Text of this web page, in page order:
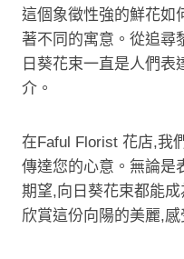
這個象徵性強的鮮花如
著不同的寓意。從追尋
日葵花束一直是人們表
介。
在Faful Florist 花店,我
傳達您的心意。無論是
期望,向日葵花束都能
欣賞這份向陽的美麗,